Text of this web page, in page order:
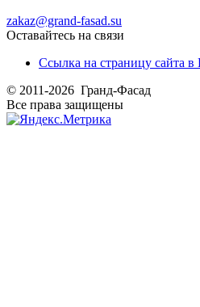
zakaz@grand-fasad.su
Оставайтесь на связи
Ссылка на страницу сайта в
© 2011-2026 Гранд-Фасад
Все права защищены